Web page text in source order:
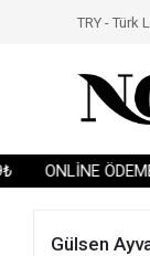
ONLİNE
TRY - Türk
Gülsen